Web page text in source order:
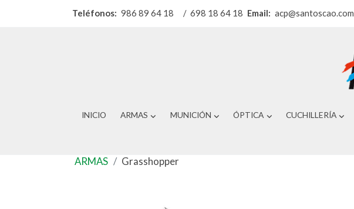
Teléfonos: 986 89 64 18 / 698 18 64 18 Email: acp@santoscao.com
INICIO ARMAS MUNICIÓN ÓPTICA CUCHILLERÍA
ARMAS Grasshopper